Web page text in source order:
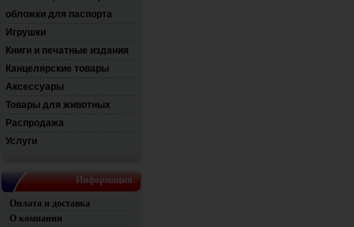
обложки для паспорта
Игрушки
Книги и печатные издания
Канцелярские товары
Аксессуары
Товары для животных
Распродажа
Услуги
Информация
Оплата и доставка
О компании